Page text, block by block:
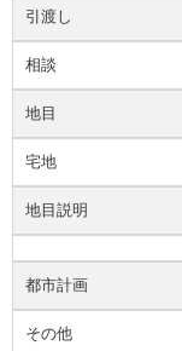
引渡し
相談
地目
宅地
地目説明
都市計画
その他